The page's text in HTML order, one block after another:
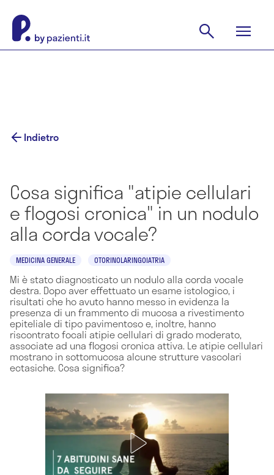
Indietro
Cosa significa "atipie cellulari
e flogosi cronica" in un nodulo
alla corda vocale?
MEDICINA GENERALE OTORINOLARINGOIATRIA
Mi è stato diagnosticato un nodulo alla corda vocale
destra. Dopo aver effettuato un esame istologico, i
risultati che ho avuto hanno messo in evidenza la
presenza di un frammento di mucosa a rivestimento
epiteliale di tipo pavimentoso e, inoltre, hanno
riscontrato focali atipie cellulari di grado moderato,
associate ad una flogosi cronica attiva. Le atipie cellulari
mostrano in sottomucosa alcune strutture vascolari
ectasiche. Cosa significa?